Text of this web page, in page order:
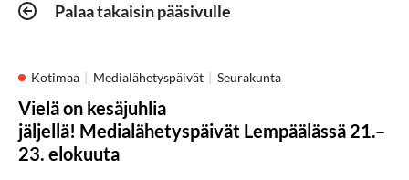
Palaa takaisin pääsivulle
Kotimaa Medialähetyspäivät Seurakunta
Vielä on kesäjuhlia
jäljellä! Medialähetyspäivät Lempäälässä 21.–
23. elokuuta